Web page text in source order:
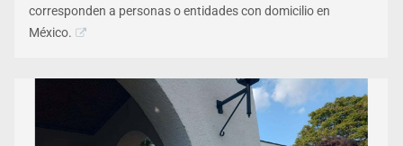
corresponden a personas o entidades con domicilio en
México.